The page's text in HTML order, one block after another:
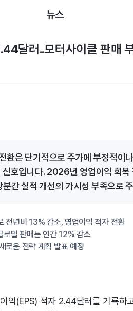
뉴스
달러..모터사이클 판매
환은 단기적으로 주가에 부정적이
신호입니다. 2026년 영업이익 회복
간 실적 개선의 가시성 부족으로
년비 13% 감소, 영업이익 적자 전환
벌 판매는 연간 12% 감소
로운 전략 계획 발표 예정
익(EPS) 적자 2.44달러를 기록